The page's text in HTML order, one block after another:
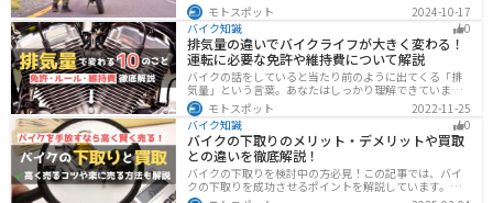
リスクと、安全な方法を紹介しています。実は、荷物の
量や配置を工夫することで、安全にリュックを使用する
ことが可能です。この記事を読めば、バイク乗車時にリ
ュックを安全に使う方法がわかります。
モトスポット
2024-10-17
バイク知識
0
排気量の違いでバイクライフが大きく変わる！
運転に必要な免許や維持費について解説
バイクの話をしていると当たり前のように出てくる「排
気量」という言葉。あなたはしっかり理解できています
か？ バイクはクルマと違い、排気量によって必要な免
許・走れる道路の区分・車検の有無などが細かく変わっ
てきます。これらはバイクライフに大きく関わるもので
すので、正しく理解しておきましょう。
モトスポット
2022-11-25
バイク知識
0
バイクの下取りのメリット・デメリットや買取
との違いを徹底解説！
バイクの下取りを検討中の方必見！この記事では、バイ
クの下取りを成功させるポイントを解説しています。実
は、下取りは現金化の手間を省き、乗り換え当日までバ